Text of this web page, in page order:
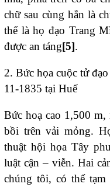
chữ sau cùng hẳn là
thể là họ đạo Trang
được an táng[5].
2. Bức họa cuộc tử
11-1835 tại Huế
Bức hoạ cao 1,500
bồi trên vải mỏng.
thuật hội họa Tây
luật cận – viễn. Hai
chúng tôi, có thể